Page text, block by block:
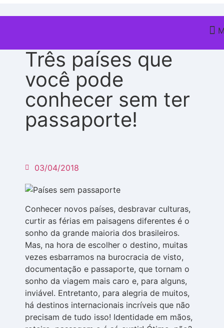
Três países que
você pode
conhecer sem ter
passaporte!
03/04/2018
Conhecer novos países, desbravar culturas,
curtir as férias em paisagens diferentes é o
sonho da grande maioria dos brasileiros.
Mas, na hora de escolher o destino, muitas
vezes esbarramos na burocracia de visto,
documentação e passaporte, que tornam o
sonho da viagem mais caro e, para alguns,
inviável. Entretanto, para alegria de muitos,
há destinos internacionais incríveis que não
precisam de tudo isso! Identidade em mãos,